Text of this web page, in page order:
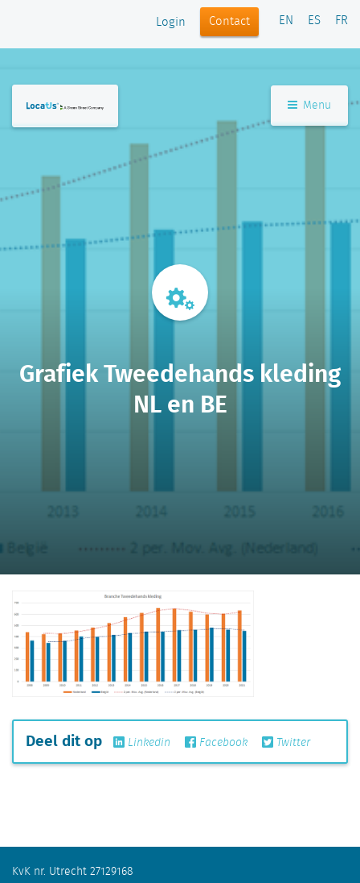
Login Contact EN ES FR
Menu
Grafiek Tweedehands kleding
NL en BE
Deel dit op Linkedin Facebook Twitter
KvK nr. Utrecht 27129168